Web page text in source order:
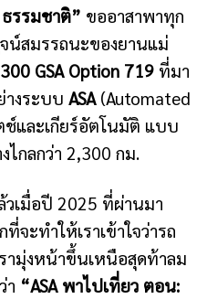
รรมชาติ” ขออาสาพาทุก
น์สมรรถนะของยานแม่
GSA Option 719 ที่มา
างระบบ ASA (Automated
และเกียร์อัตโนมัติ แบบ
กลกว่า 2,300 กม.
เมื่อปี 2025 ที่ผ่านมา
จะทำให้เราเข้าใจว่ารถ
มุ่งหน้าขึ้นเหนือสุดท้าลม
า “ASA พาไปเที่ยว ตอน: